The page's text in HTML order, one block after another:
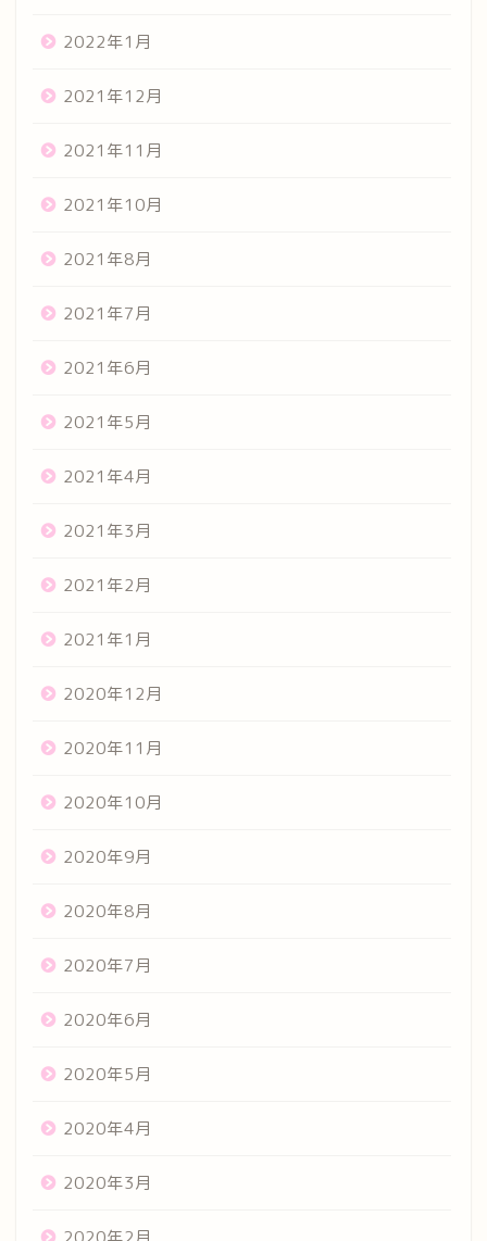
2022年1月
2021年12月
2021年11月
2021年10月
2021年8月
2021年7月
2021年6月
2021年5月
2021年4月
2021年3月
2021年2月
2021年1月
2020年12月
2020年11月
2020年10月
2020年9月
2020年8月
2020年7月
2020年6月
2020年5月
2020年4月
2020年3月